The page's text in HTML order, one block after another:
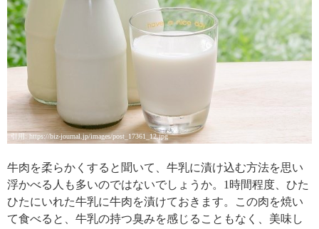
引用: https://biz-journal.jp/images/post_17361_12.jpg
牛肉を柔らかくすると聞いて、牛乳に漬け込む方法を思い
浮かべる人も多いのではないでしょうか。1時間程度、ひた
ひたにいれた牛乳に牛肉を漬けておきます。この肉を焼い
て食べると、牛乳の持つ臭みを感じることもなく、美味し